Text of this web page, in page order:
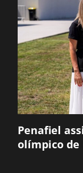
Penafiel
olímpico de